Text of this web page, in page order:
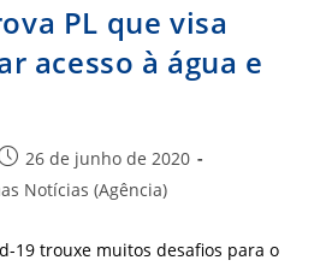
PL que visa
acesso à água e
26 de junho de 2020
Notícias (Agência)
19 trouxe muitos desafios para o